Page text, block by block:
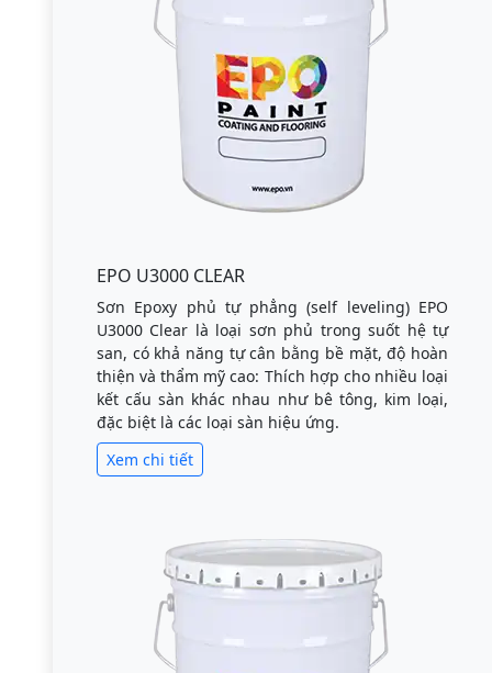
EPO U3000 CLEAR
Sơn Epoxy phủ tự phẳng (self leveling) EPO
U3000 Clear là loại sơn phủ trong suốt hệ tự
san, có khả năng tự cân bằng bề mặt, độ hoàn
thiện và thẩm mỹ cao: Thích hợp cho nhiều loại
kết cấu sàn khác nhau như bê tông, kim loại,
đặc biệt là các loại sàn hiệu ứng.
Xem chi tiết